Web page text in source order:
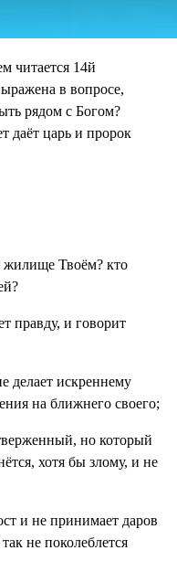
читается 14й
в вопросе,
рядом с Богом?
даёт царь и пророк
жилище Твоём? кто
правду, и говорит
делает искреннему
на ближнего своего;
но который
хотя бы злому, и не
и не принимает даров
не поколеблется